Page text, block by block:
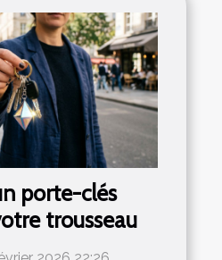
porte-clés
trousseau